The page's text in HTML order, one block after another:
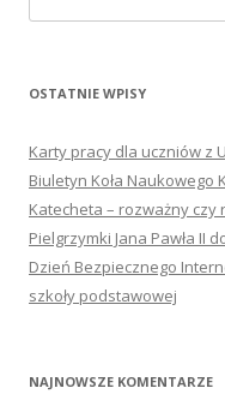
OSTATNIE WPISY
Karty pracy dla uczniów z
Biuletyn Koła Naukowego
Katecheta – rozważny czy
Pielgrzymki Jana Pawła II
Dzień Bezpiecznego
szkoły podstawowej
NAJNOWSZE KOMENTARZE